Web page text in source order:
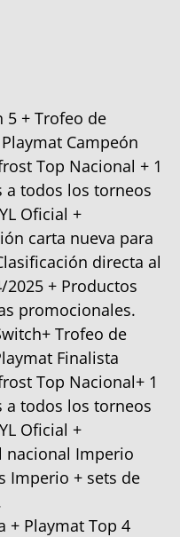
5 + Trofeo de
Campeón
Top Nacional + 1
a todos los torneos
Oficial +
carta nueva para
directa al
+ Productos
promocionales.
Trofeo de
Finalista
Top Nacional+ 1
a todos los torneos
Oficial +
nacional Imperio
Imperio + sets de
+ Playmat Top 4